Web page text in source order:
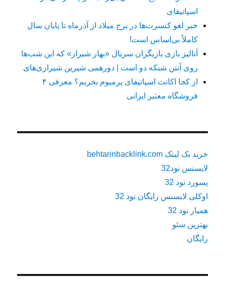
اسپاتیفای
خبر لغو کنسرت‌ها در برج میلاد از آذرماه تا پایان سال
کاملاً بی‌اساس است!
آنالیز بازی بازیگران سریال «بهار شیراز» که این شب‌ها
روی آنتن شبکه دو است | دورهمی شیرین شیرازی‌های
از کجا اکانت اسپاتیفای پرمیوم بخریم؟ معرفی ۴
فروشگاه معتبر ایرانی
خرید بک لینک behtarinbacklink.com
لایسنس نود32
پسورد نود 32
اوکلی لایسنس رایگان نود 32
همیار نود 32
بهترین سئو
رایگان